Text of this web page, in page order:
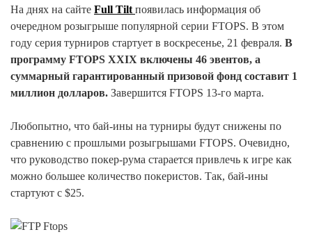
На днях на сайте Full Tilt появилась информация об
очередном розыгрыше популярной серии FTOPS. В этом
году серия турниров стартует в воскресенье, 21 февраля. В
программу FTOPS XXIX включены 46 эвентов, а
суммарный гарантированный призовой фонд составит 1
миллион долларов. Завершится FTOPS 13-го марта.
Любопытно, что бай-ины на турниры будут снижены по
сравнению с прошлыми розыгрышами FTOPS. Очевидно,
что руководство покер-рума старается привлечь к игре как
можно большее количество покеристов. Так, бай-ины
стартуют с $25.